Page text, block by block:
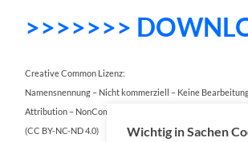
>>>>>>>
Creative Common Lizenz:
Namensnennung – Nicht kommerziell – Keine
Attribution – NonCommercial – NoDerivatives 4.0
(CC BY-NC-ND 4.0)
Wichtig in Sachen